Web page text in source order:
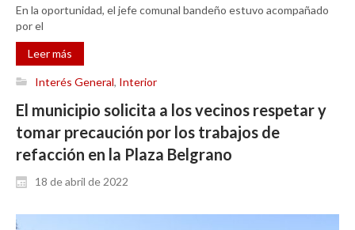
En la oportunidad, el jefe comunal bandeño estuvo acompañado
por el
Leer más
Interés General, Interior
El municipio solicita a los vecinos respetar y
tomar precaución por los trabajos de
refacción en la Plaza Belgrano
18 de abril de 2022